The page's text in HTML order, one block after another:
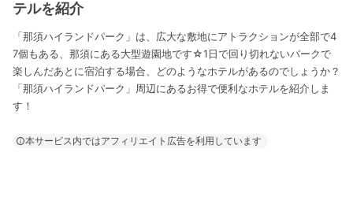
テルを紹介
「那須ハイランドパーク」は、広大な敷地にアトラクションが全部で4
7個もある、那須にある大型遊園地です☆1日で回り切れないパークで
楽しんだあとに宿泊する場合、どのようなホテルがあるのでしょうか？
「那須ハイランドパーク」周辺にあるお得で便利なホテルを紹介しま
す！
本サービス内ではアフィリエイト広告を利用しています